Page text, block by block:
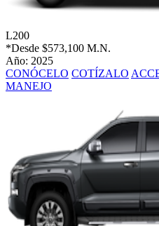
L200
*Desde $573,100 M.N.
Año: 2025
CONÓCELO COTÍZALO
MANEJO